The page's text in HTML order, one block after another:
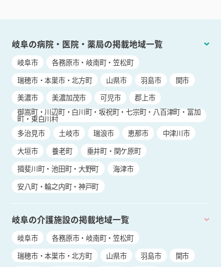
岐阜の病院・医院・薬局の掲載地域一覧
岐阜市
各務原市・岐南町・笠松町
瑞穂市・本巣市・北方町
山県市 羽島市
関市
美濃市
美濃加茂市 可児市
郡上市
御嵩町・川辺町・白川町・坂祝町・七宗町・八百津町・富加
町・東白川村
多治見市
土岐市 瑞浪市 恵那市
中津川市
大垣市
養老町
垂井町・関ケ原町
揖斐川町・池田町・大野町
海津市
安八町・輪之内町・神戸町
岐阜の介護施設の掲載地域一覧
岐阜市
各務原市・岐南町・笠松町
瑞穂市・本巣市・北方町
山県市 羽島市
関市